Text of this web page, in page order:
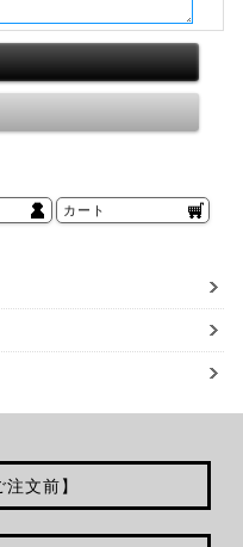
カート
文前】